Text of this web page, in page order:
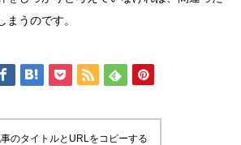
うのです。
事のタイトルとURLをコピーする